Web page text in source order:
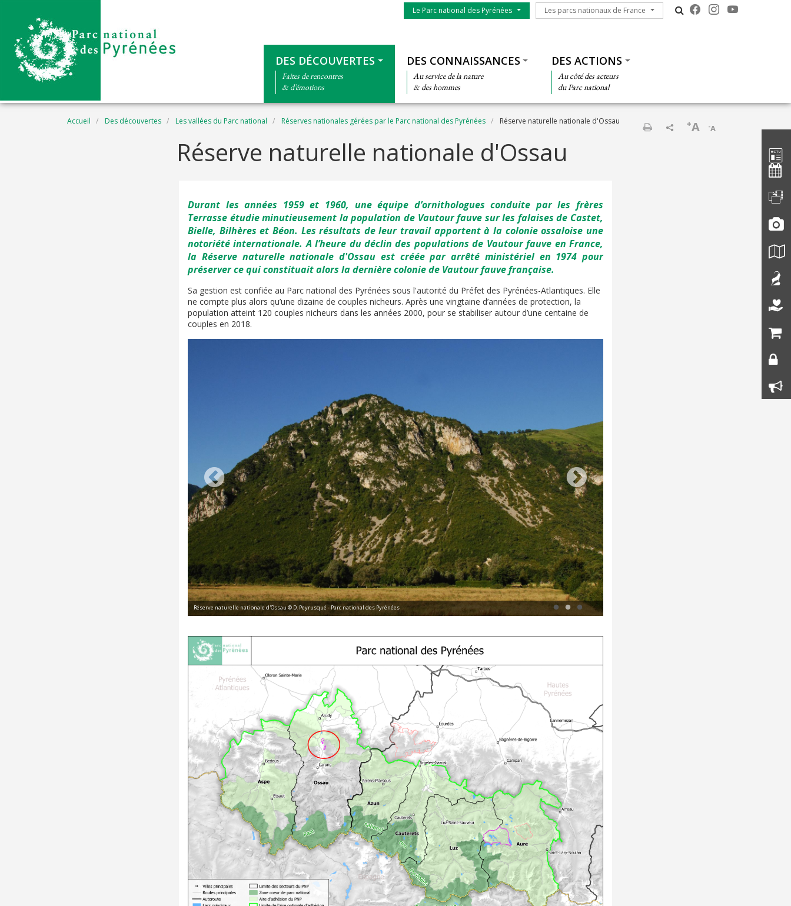
Menu du parc
Le Parc national des Pyrénées Les parcs nationaux de France
Les parcs nationaux de France
DES DÉCOUVERTES
Faites de rencontres
& d’émotions
DES CONNAISSANCES
Au service de la nature
& des hommes
DES ACTIONS
Au côté des acteurs
du Parc national
Fil d'Ariane
Accueil Des découvertes Les vallées du Parc national Réserves nationales gérées par le Parc national des Pyrénées Réserve naturelle nationale d'Ossau
-A
+A
Réserve naturelle nationale d'Ossau
Durant les années 1959 et 1960, une équipe d’ornithologues conduite par les frères
Terrasse étudie minutieusement la population de Vautour fauve sur les falaises de Castet,
Bielle, Bilhères et Béon. Les résultats de leur travail apportent à la colonie ossaloise une
notoriété internationale. A l’heure du déclin des populations de Vautour fauve en France,
la Réserve naturelle nationale d'Ossau est créée par arrêté ministériel en 1974 pour
préserver ce qui constituait alors la dernière colonie de Vautour fauve française.
Sa gestion est confiée au Parc national des Pyrénées sous l'autorité du Préfet des Pyrénées-Atlantiques. Elle
ne compte plus alors qu’une dizaine de couples nicheurs. Après une vingtaine d’années de protection, la
population atteint 120 couples nicheurs dans les années 2000, pour se stabiliser autour d’une centaine de
couples en 2018.
Vautour fauve © Y. Bielle - Parc national des Pyrénées